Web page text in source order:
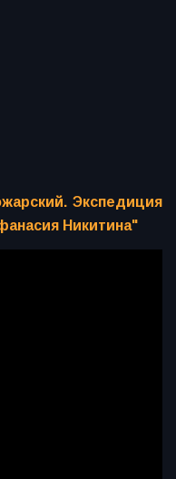
Экспедиция
Никитина"